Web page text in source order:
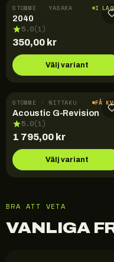
STOMME · YASAKA I
2040
5.0(1)
350,00 kr
Välj variant
STOMME · NITTAKU FÅ
Acoustic G-Revision
5.0(1)
1 795,00 kr
Välj variant
BRA ATT VETA
VANLIGA